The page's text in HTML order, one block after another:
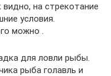
на стрекотание
условия.
можно .
для ловли рыбы.
рыба голавль и